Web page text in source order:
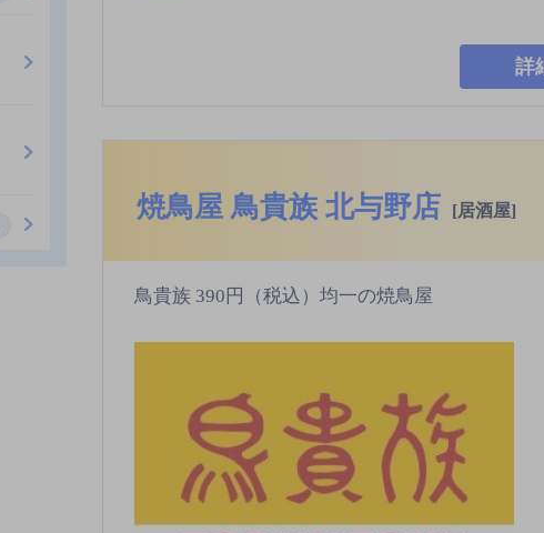
詳
焼鳥屋 鳥貴族 北与野店 [居酒屋]
鳥貴族 390円（税込）均一の焼鳥屋